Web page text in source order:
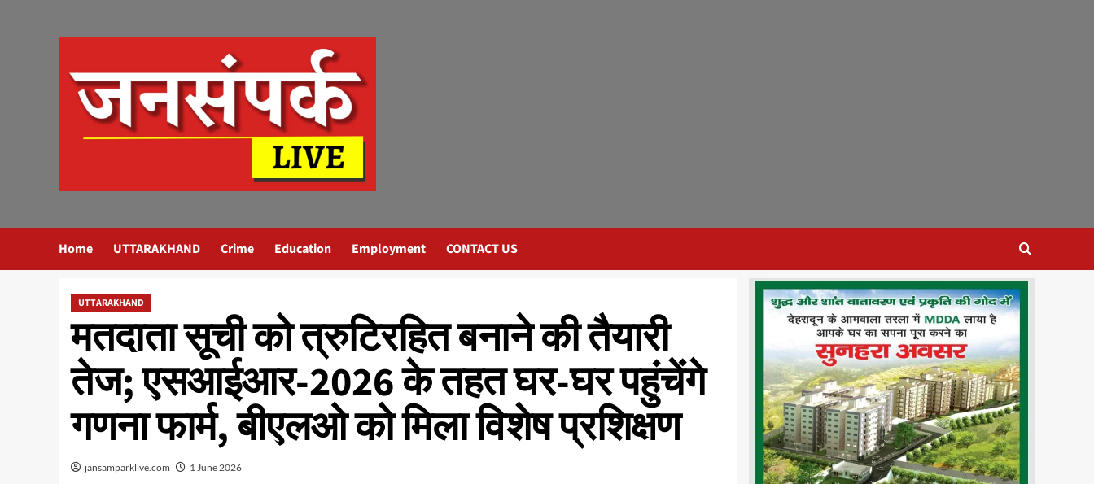
Home UTTARAKHAND Crime Education Employment CONTACT US
UTTARAKHAND
मतदाता सूची को त्रुटिरहित बनाने की तैयारी
तेज; एसआईआर-2026 के तहत घर-घर पहुंचेंगे
गणना फार्म, बीएलओ को मिला विशेष प्रशिक्षण
jansamparklive.com 1 June 2026